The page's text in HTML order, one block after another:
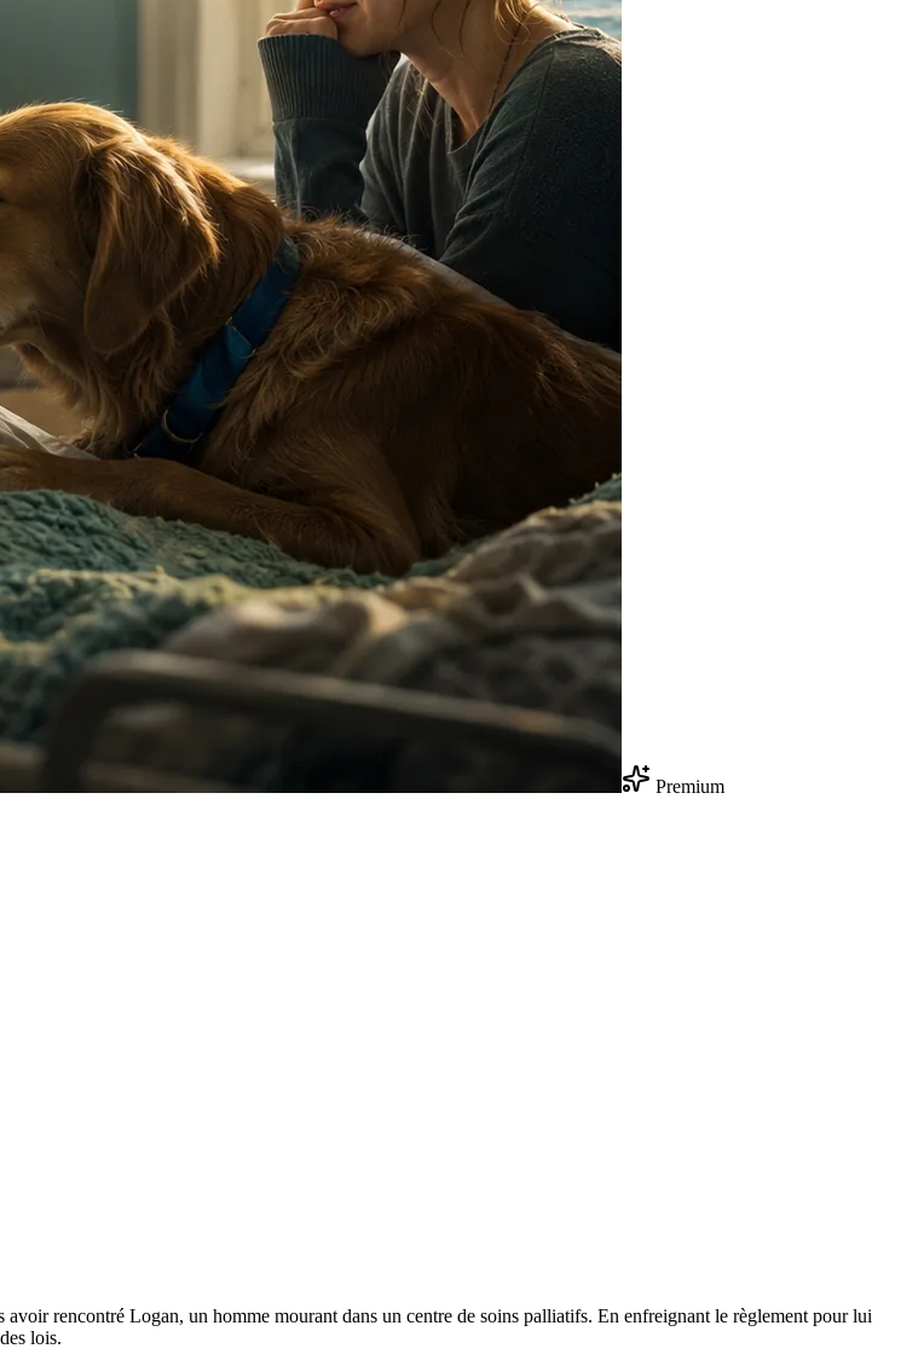
Premium
rencontré Logan, un homme mourant dans un centre de soins palliatifs. En enfreignant le règlement pour lui
lois.